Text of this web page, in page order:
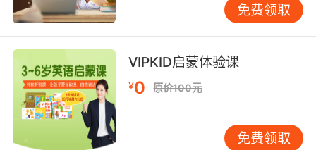
“世界儿童歌曲系列”是法国知名少儿出版社
DidierJeunesse组织众多重量级插画家和音乐家
打造的系列图画书（含CD）。该系列精选了波斯
地区、布列塔尼地区、黑非洲、安地列斯群岛、
葡萄牙和巴西、中国与亚洲、马格里布地区、斯
拉夫、犹太地区的261首儿童歌曲。本书是在261
免费领取
VIPKID启蒙体验课
¥0 原价100元
免费领取